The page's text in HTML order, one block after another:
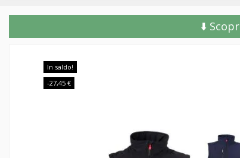
⬇️
In saldo!
-27,45 €